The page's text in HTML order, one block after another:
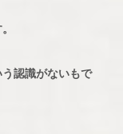
認識がないもで